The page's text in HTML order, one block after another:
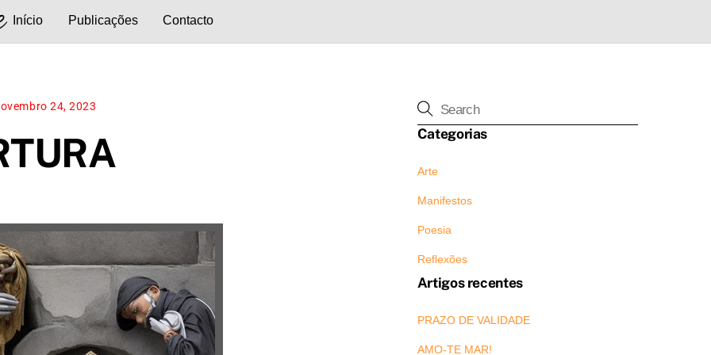
Início Publicações Contacto
24, 2023
Categorias
Arte
Manifestos
Poesia
Reflexões
Artigos recentes
PRAZO DE VALIDADE
AMO-TE MAR!